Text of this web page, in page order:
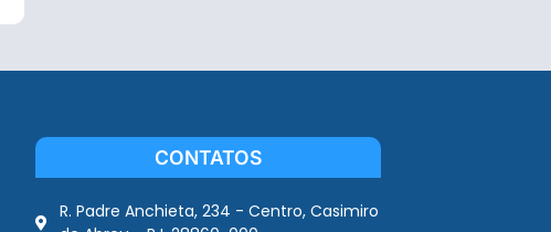
CONTATOS
R. Padre Anchieta, 234 - Centro, Casimiro